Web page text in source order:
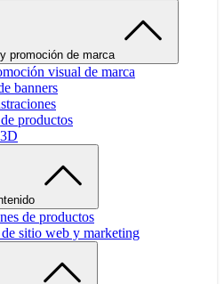
promoción de marca
visual de marca
banners
productos
de productos
sitio web y marketing